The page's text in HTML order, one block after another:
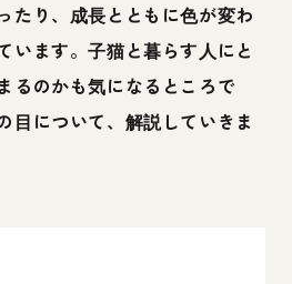
たり、成長とともに色が変わ
います。子猫と暮らす人にと
るのかも気になるところで
目について、解説していきま